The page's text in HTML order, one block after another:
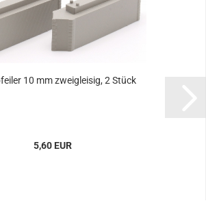
10 mm zweigleisig, 2 Stück
5,60 EUR